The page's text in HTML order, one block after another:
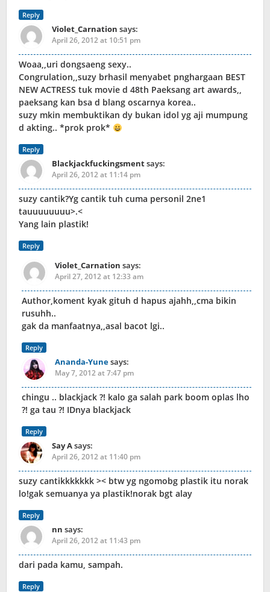
Reply
Violet_Carnation says:
April 26, 2012 at 10:51 pm
Woaa,,uri dongsaeng sexy..
Congrulation,,suzy brhasil menyabet pnghargaan BEST
NEW ACTRESS tuk movie d 48th Paeksang art awards,,
paeksang kan bsa d blang oscarnya korea..
suzy mkin membuktikan dy bukan idol yg aji mumpung
d akting.. *prok prok*
Reply
Blackjackfuckingsmentsays:
April 26, 2012 at 11:14 pm
suzy cantik?Yg cantik tuh cuma personil 2ne1
tauuuuuuuu>.<
Yang lain plastik!
Reply
Violet_Carnation says:
April 27, 2012 at 12:33 am
Author,koment kyak gituh d hapus ajahh,,cma bikin
rusuhh..
gak da manfaatnya,,asal bacot lgi..
Reply
Ananda-Yunesays:
May 7, 2012 at 7:47 pm
chingu .. blackjack ?! kalo ga salah park boom oplas lho
?! ga tau ?! IDnya blackjack
Reply
Say Asays:
April 26, 2012 at 11:40 pm
suzy cantikkkkkkk >< btw yg ngomobg plastik itu norak
lo!gak semuanya ya plastik!norak bgt alay
Reply
nn says:
April 26, 2012 at 11:43 pm
dari pada kamu, sampah.
Reply